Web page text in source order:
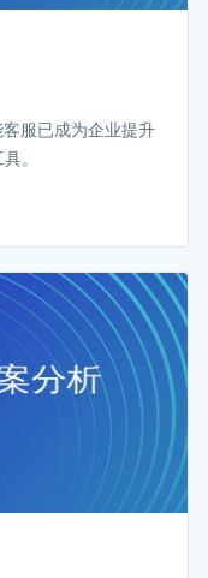
服已成为企业提升
。